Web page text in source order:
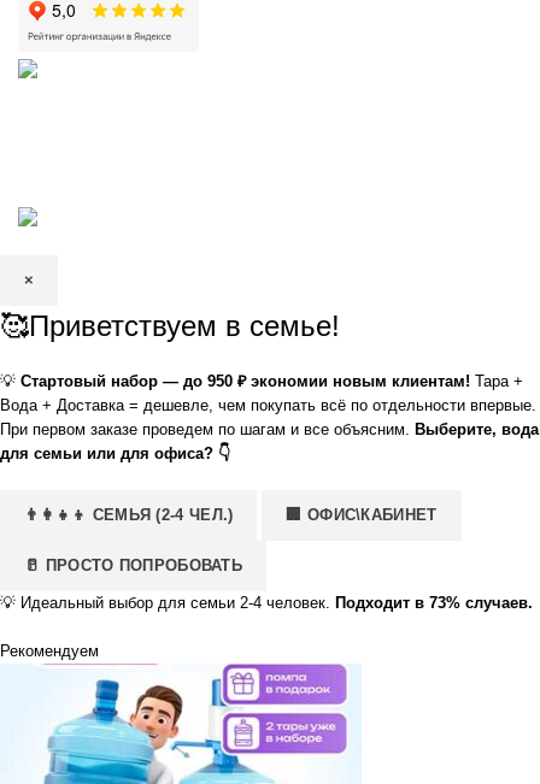
×
🥰Приветствуем в семье!
💡 Стартовый набор — до 950 ₽ экономии новым клиентам! Тара +
Вода + Доставка = дешевле, чем покупать всё по отдельности впервые.
При первом заказе проведем по шагам и все объясним.
Выберите, вода
для семьи или для офиса? 👇
👨‍👩‍👧‍👦 СЕМЬЯ (2-4 ЧЕЛ.) 🏢 ОФИС\КАБИНЕТ
🥛 ПРОСТО ПОПРОБОВАТЬ
💡 Идеальный выбор для семьи 2-4 человек. Подходит в 73% случаев.
Рекомендуем